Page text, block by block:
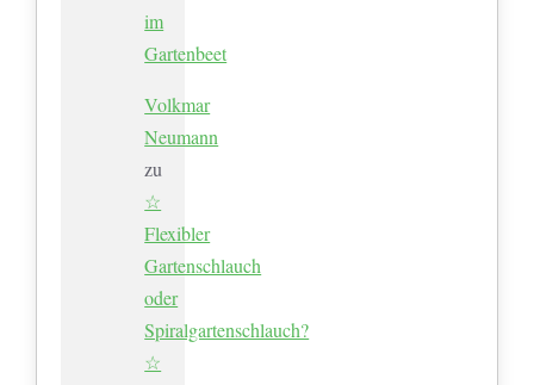
im
Gartenbeet
Volkmar
Neumann
zu
☆
Flexibler
Gartenschlauch
oder
Spiralgartenschlauch?
☆